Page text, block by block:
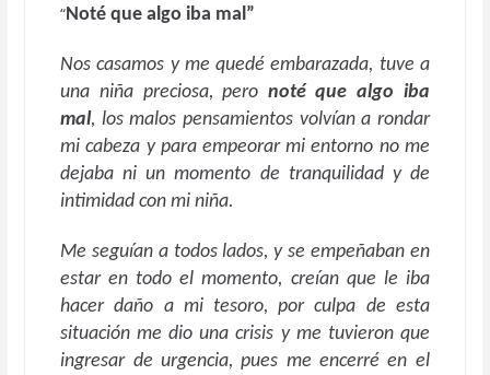
“Noté que algo iba mal”
Nos casamos y me quedé embarazada, tuve a
una niña preciosa, pero noté que algo iba
mal, los malos pensamientos volvían a rondar
mi cabeza y para empeorar mi entorno no me
dejaba ni un momento de tranquilidad y de
intimidad con mi niña.
Me seguían a todos lados, y se empeñaban en
estar en todo el momento, creían que le iba
hacer daño a mi tesoro, por culpa de esta
situación me dio una crisis y me tuvieron que
ingresar de urgencia, pues me encerré en el